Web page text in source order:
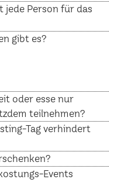
jede Person für das
gibt es?
oder esse nur
teilnehmen?
Tag verhindert
Events